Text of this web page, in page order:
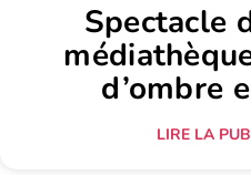
Spectacle
d’ombre
LIRE LA